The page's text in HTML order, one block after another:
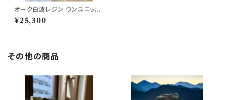
オーク白波レジン ワンユニット
天板 802PRODUCTS
¥25,300
その他の商品